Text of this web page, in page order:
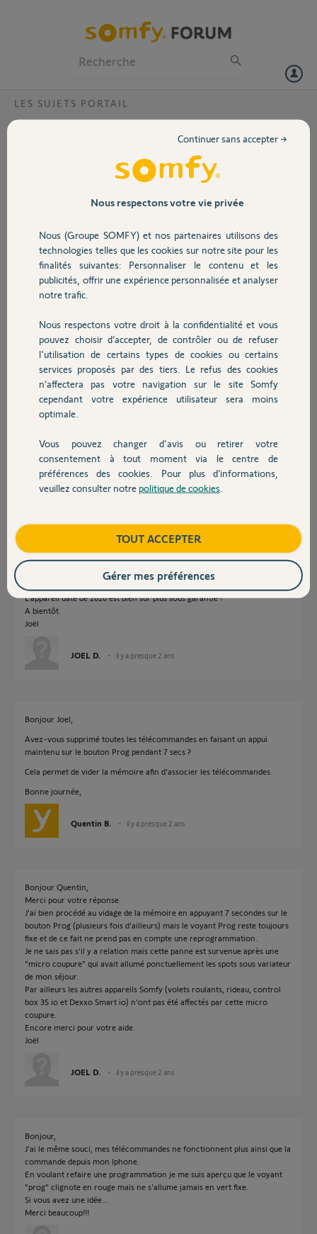
Volet
Sécurité
Domotique
Chauffage
Autres produits
Devis avec un pro
Contact
LES SUJETS PORTAIL
Toutes mes télécommandes Keygo io
n'actionnent plus le portail Rollixo io ?
depuis ce matin les télécommandes actionnant habituellement ce
portail Rollixo io n'ont plus d'effet.
recevoir l'info de la télécommande keygo io.
J'ai débranché l'installation sans résultats.
Le portail fonctionne parfaitement avec ses propres boutons.
Est ce quelqu'un aurait une procédure de dépannage?
Merci d'avance pour votre aide,.
JOEL D.
Participer au fil de discussion
Réponses
Bonjour,
Quel est l'âge du Rollixo IO ?
L'appareil date de 2020 est bien sûr plus sous garantie !
A bientôt.
Joël
JOEL D. il y a presque 2 ans
Bonjour Joel,
Avez-vous supprimé toutes les télécommandes en faisant un appui
maintenu sur le bouton Prog pendant 7 secs ?
Cela permet de vider la mémoire afin d'associer les télécommandes.
Bonne journée,
Quentin B. il y a presque 2 ans
Bonjour Quentin,
Merci pour votre réponse.
J'ai bien procédé au vidage de la mémoire en appuyant 7 secondes sur le
bouton Prog (plusieurs fois d'ailleurs) mais le voyant Prog reste toujours
fixe et de ce fait ne prend pas en compte une reprogrammation.
Je ne sais pas s'il y a relation mais cette panne est survenue après une
"micro coupure" qui avait allumé ponctuellement les spots sous variateur
de mon séjour.
Par ailleurs les autres appareils Somfy (volets roulants, rideau, control
box 3S io et Dexxo Smart io) n'ont pas été affectés par cette micro
coupure.
Encore merci pour votre aide.
Joël
JOEL D. il y a presque 2 ans
Bonjour,
J'ai le même souci, mes télécommandes ne fonctionnent plus ainsi que la
commande depuis mon Iphone.
En voulant refaire une programmation je me suis aperçu que le voyant
"prog" clignote en rouge mais ne s'allume jamais en vert fixe.
Si vous avez une idée...
Merci beaucoup!!!
Nous respectons votre vie privée
Nous (Groupe SOMFY) et nos partenaires utilisons des
technologies telles que les cookies sur notre site pour les
finalités suivantes: Personnaliser le contenu et les
publicités, offrir une expérience personnalisée et analyser
notre trafic.
Nous respectons votre droit à la confidentialité et vous
pouvez choisir d’accepter, de contrôler ou de refuser
l'utilisation de certains types de cookies ou certains
services proposés par des tiers. Le refus des cookies
n’affectera pas votre navigation sur le site Somfy
cependant votre expérience utilisateur sera moins
optimale.
Vous pouvez changer d'avis ou retirer votre
consentement à tout moment via le centre de
préférences des cookies. Pour plus d’informations,
veuillez consulter notre politique de cookies
Continuer sans accepter →
TOUT ACCEPTER
Gérer mes préférences